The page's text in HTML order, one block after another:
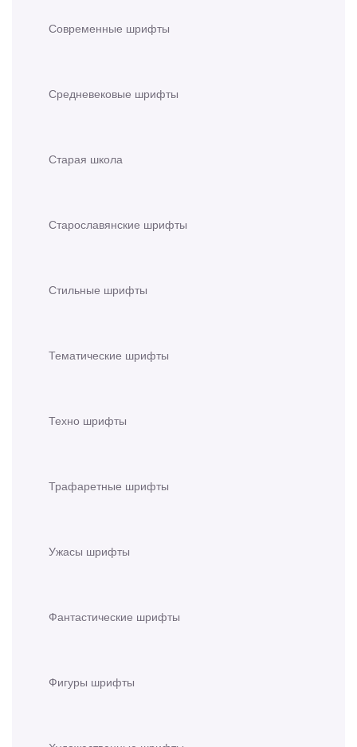
Современные шрифты
Средневековые шрифты
Старая школа
Старославянские шрифты
Стильные шрифты
Тематические шрифты
Техно шрифты
Трафаретные шрифты
Ужасы шрифты
Фантастические шрифты
Фигуры шрифты